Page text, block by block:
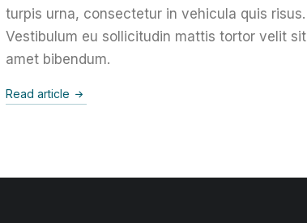
turpis urna, consectetur in vehicula quis risus.
Vestibulum eu sollicitudin mattis tortor velit sit
amet bibendum.
Read article